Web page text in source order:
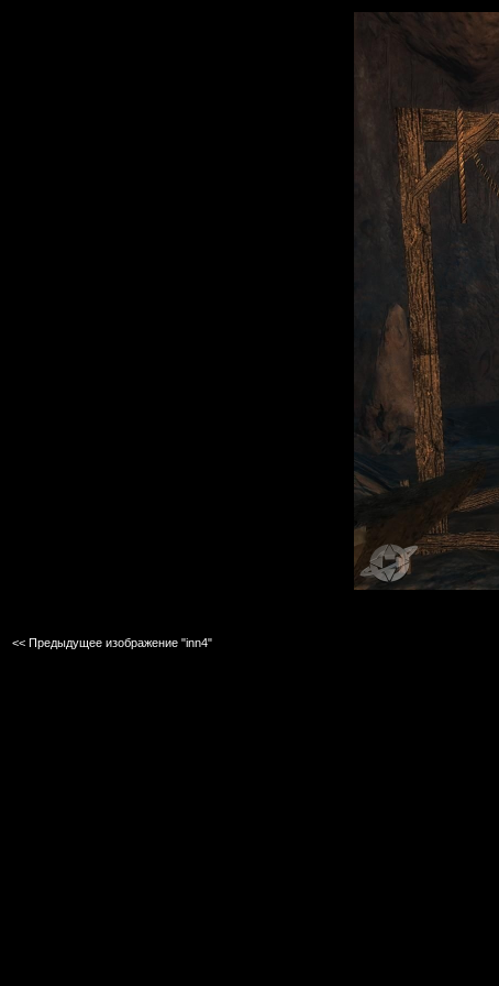
<< Предыдущее изображение "inn4"